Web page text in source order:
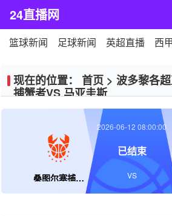
24直播网
篮球新闻 足球新闻 英超直播 西
现在的位置： 首页 > 波多黎各
捕蟹者VS 马亚圭斯
桑图尔塞捕蟹者
2026-06-12 08:00:00
已结束
VS